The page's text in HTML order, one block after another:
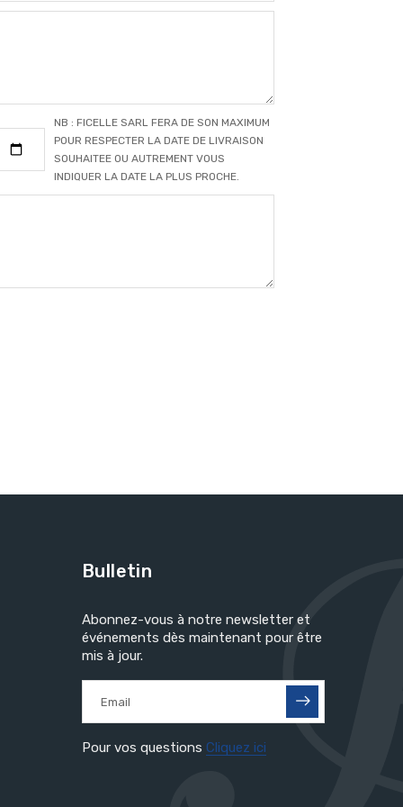
NB : FICELLE SARL FERA DE SON MAXIMUM
POUR RESPECTER LA DATE DE LIVRAISON
SOUHAITEE OU AUTREMENT VOUS
INDIQUER LA DATE LA PLUS PROCHE.
Bulletin
Abonnez-vous à notre newsletter et
événements dès maintenant pour être
mis à jour.
Pour vos questions Cliquez ici